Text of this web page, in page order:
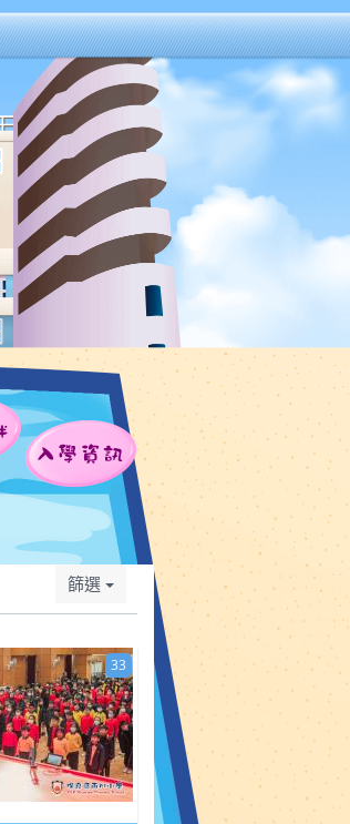
入學資訊
篩選
33